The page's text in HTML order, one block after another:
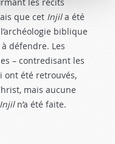
que cet Injila été
biblique
défendre. Les
– contredisant les
ont été retrouvés,
mais aucune
Injil n’a été faite.